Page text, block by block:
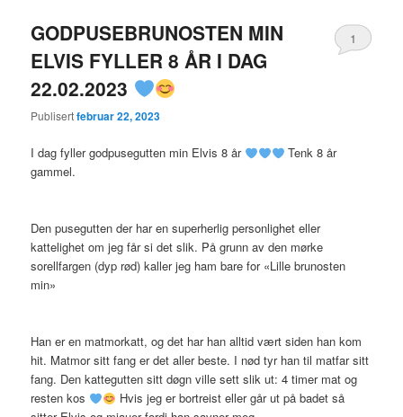
GODPUSEBRUNOSTEN MIN
ELVIS FYLLER 8 ÅR I DAG
22.02.2023
Publisertfebruar 22, 2023
1
I dag fyller godpusegutten min Elvis 8 år
Tenk 8 år
gammel.
Den pusegutten der har en superherlig personlighet eller
kattelighet om jeg får si det slik. På grunn av den mørke
sorellfargen (dyp rød) kaller jeg ham bare for «Lille brunosten
min»
Han er en matmorkatt, og det har han alltid vært siden han kom
hit. Matmor sitt fang er det aller beste. I nød tyr han til matfar sitt
fang. Den kattegutten sitt døgn ville sett slik ut: 4 timer mat og
resten kos
Hvis jeg er bortreist eller går ut på badet så